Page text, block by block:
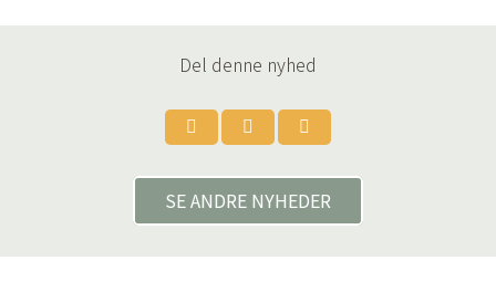
Del denne nyhed
SE ANDRE NYHEDER